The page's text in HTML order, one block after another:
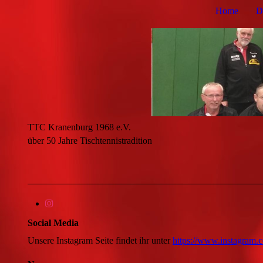
Home
TTC Kranenburg 1968 e.V.
über 50 Jahre Tischtennistradition
Social Media
Unsere Instagram Seite findet ihr unterhttps://